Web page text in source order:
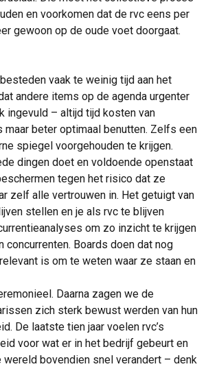
en voorkomen dat de rvc eens per
gewoon op de oude voet doorgaat.
vaak te weinig tijd aan het
andere items op de agenda urgenter
ingevuld – altijd tijd kosten van
beter optimaal benutten. Zelfs een
spiegel voorgehouden te krijgen.
dingen doet en voldoende openstaat
tegen het risico dat ze
zelf alle vertrouwen in. Het getuigt van
stellen en je als rvc te blijven
om zo inzicht te krijgen
Boards doen dat nog
is om te weten waar ze staan en
Daarna zagen we de
zich sterk bewust werden van hun
De laatste tien jaar voelen rvc’s
voor wat er in het bedrijf gebeurt en
bovendien snel verandert – denk